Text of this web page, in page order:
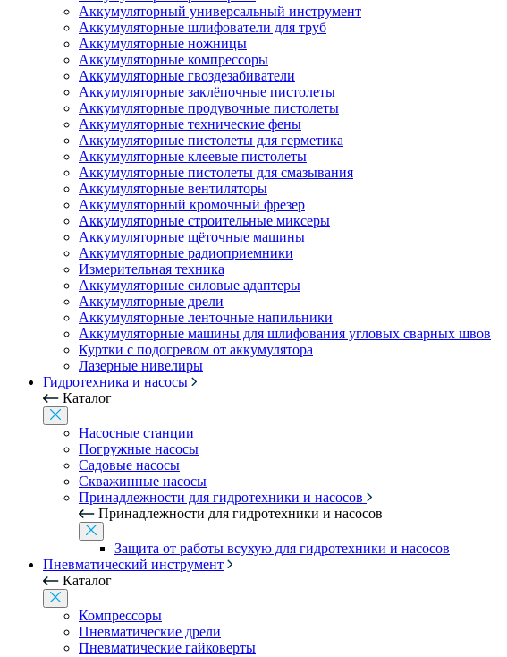
Аккумуляторный универсальный инструмент
Аккумуляторные шлифователи для труб
Аккумуляторные ножницы
Аккумуляторные компрессоры
Аккумуляторные гвоздезабиватели
Аккумуляторные заклёпочные пистолеты
Аккумуляторные продувочные пистолеты
Аккумуляторные технические фены
Аккумуляторные пистолеты для герметика
Аккумуляторные клеевые пистолеты
Аккумуляторные пистолеты для смазывания
Аккумуляторные вентиляторы
Аккумуляторный кромочный фрезер
Аккумуляторные строительные миксеры
Аккумуляторные щёточные машины
Аккумуляторные радиоприемники
Измерительная техника
Аккумуляторные силовые адаптеры
Аккумуляторные дрели
Аккумуляторные ленточные напильники
Аккумуляторные машины для шлифования угловых сварных швов
Куртки с подогревом от аккумулятора
Лазерные нивелиры
Гидротехника и насосы
Каталог
Насосные станции
Погружные насосы
Садовые насосы
Скважинные насосы
Принадлежности для гидротехники и насосов
Принадлежности для гидротехники и насосов
Защита от работы всухую для гидротехники и насосов
Пневматический инструмент
Каталог
Компрессоры
Пневматические дрели
Пневматические гайковерты